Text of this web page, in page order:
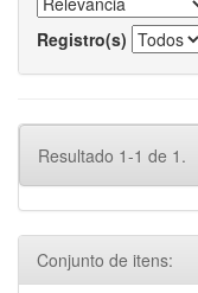
Registro(s)
Resultado 1-1 de 1.
Conjunto de itens: